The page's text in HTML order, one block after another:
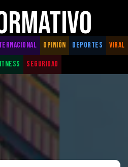
OPINIÓN DEPORTES
VIRAL
SEGURIDAD